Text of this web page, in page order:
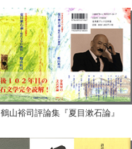
鶴山裕司評論集『夏目漱石論』